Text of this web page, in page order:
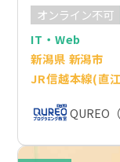
オンライン不可
IT・Web
新潟県 新潟市
JR信越本線(直
QUREO